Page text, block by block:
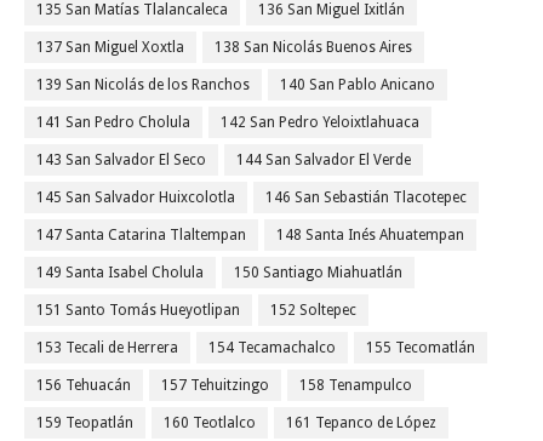
135 San Matías Tlalancaleca 136 San Miguel Ixitlán
137 San Miguel Xoxtla 138 San Nicolás Buenos Aires
139 San Nicolás de los Ranchos 140 San Pablo Anicano
141 San Pedro Cholula 142 San Pedro Yeloixtlahuaca
143 San Salvador El Seco 144 San Salvador El Verde
145 San Salvador Huixcolotla 146 San Sebastián Tlacotepec
147 Santa Catarina Tlaltempan 148 Santa Inés Ahuatempan
149 Santa Isabel Cholula 150 Santiago Miahuatlán
151 Santo Tomás Hueyotlipan 152 Soltepec
153 Tecali de Herrera 154 Tecamachalco 155 Tecomatlán
156 Tehuacán 157 Tehuitzingo 158 Tenampulco
159 Teopatlán 160 Teotlalco 161 Tepanco de López